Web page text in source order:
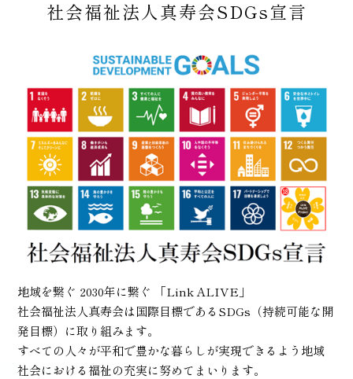
社会福祉法人真寿会SDGs宣言
地域を繋ぐ 2030年に繋ぐ 「Link ALIVE」
社会福祉法人真寿会は国際目標であるSDGs（持続可能な開
発目標）に取り組みます。
すべての人々が平和で豊かな暮らしが実現できるよう地域
社会における福祉の充実に努めてまいります。